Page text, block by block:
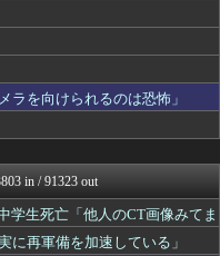
じゃんる
たニュース
ァルファモザイク＠ネ...
一！ニュース録
ゃんねる
・ミリタリー速報☆彡
速報
と！
ラを向けられるのは恐怖」
in / 91323 out
学生死亡「他人のCT画像みてま
に再軍備を加速している」